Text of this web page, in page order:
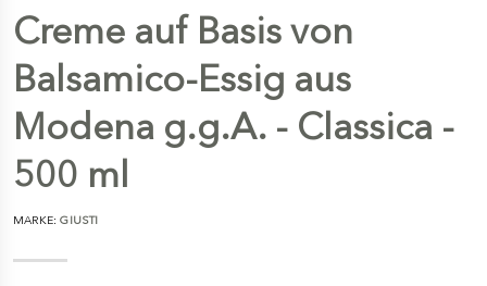
Creme auf Basis von
Balsamico-Essig aus
Modena g.g.A. - Classica -
500 ml
MARKE:GIUSTI